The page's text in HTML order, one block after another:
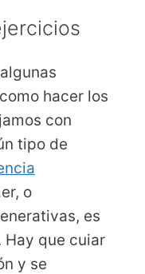
hacer los
con
tipo de
o
es
Hay que cuiar
y se